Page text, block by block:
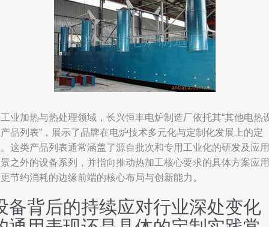
业加热与热处理领域，长兴恒丰电炉制造厂依托其“其他电热
品列表”，展示了品牌在电炉技术多元化与定制化发展上的定
这类产品列表通常涵盖了源自批次和专用工业化的研发及应用
之外的设备系列，并指向推动热加工核心要求的具体方案应用
节约消耗的边缘前端的核心布局与创新能力。
备背后的持续应对行业深处变化